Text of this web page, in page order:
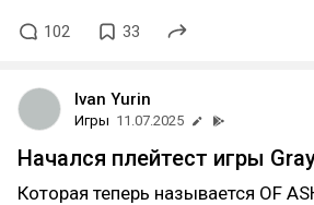
102 33
Ivan Yurin
Игры 11.07.2025
Начался плейтест игры
Которая теперь называется OF